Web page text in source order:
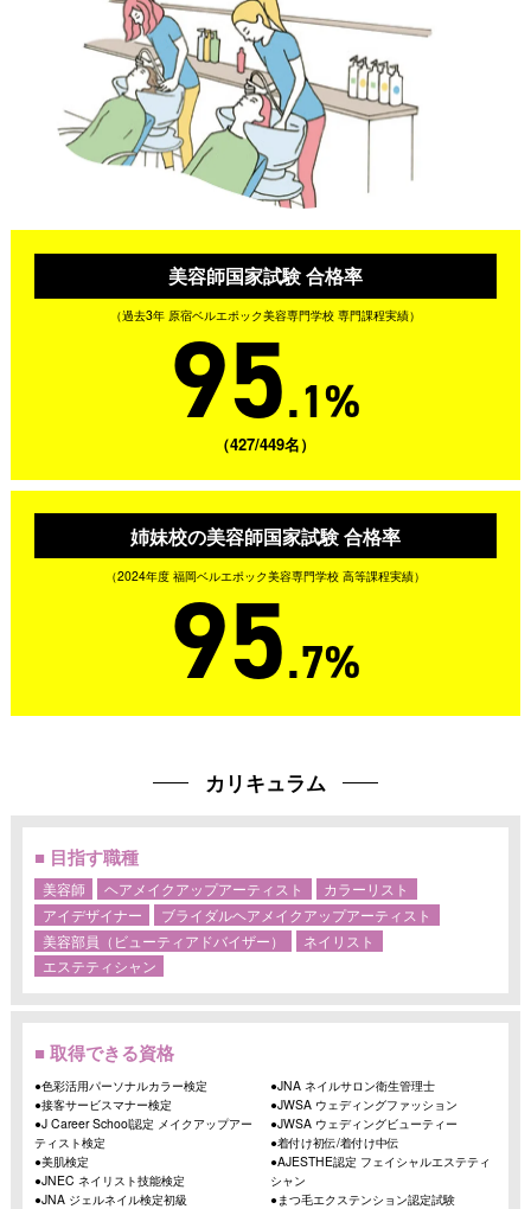
美容師国家試験 合格率
（過去3年 原宿ベルエポック美容専門学校 専門課程実績）
95.1%
（427/449名）
姉妹校の美容師国家試験 合格率
（2024年度 福岡ベルエポック美容専門学校 高等課程実績）
95.7%
カリキュラム
■ 目指す職種
美容師 ヘアメイクアップアーティスト
カラーリスト
アイデザイナー
ブライダルヘアメイクアップアーティスト
美容部員（ビューティアドバイザー）
ネイリスト
エステティシャン
■ 取得できる資格
●色彩活用パーソナルカラー検定
●接客サービスマナー検定
●J Career School認定 メイクアップアー
ティスト検定
●美肌検定
●JNEC ネイリスト技能検定
●JNA ジェルネイル検定初級
●JNA ネイルサロン衛生管理士
●JWSA ウェディングファッション
●JWSA ウェディングビューティー
●着付け初伝/着付け中伝
●AJESTHE認定 フェイシャルエステティ
シャン
●まつ毛エクステンション認定試験